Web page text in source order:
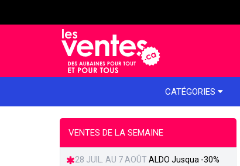
CATÉGORIES
VENTES DE LA SEMAINE
28 JUIL. AU 7 AOÛT ALDO Jusqua -30%